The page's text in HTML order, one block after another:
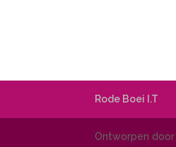
Rode Boei I.T
Ontworpen door